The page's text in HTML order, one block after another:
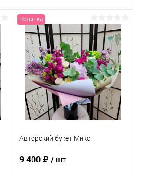
В корзину
Купить в 1 клик Сравнение
В избранное В наличии
Новинка
Авторский букет Микс
9 400 ₽/ шт